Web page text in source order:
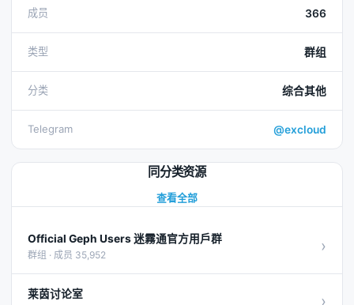
成员 366
类型 群组
分类 综合其他
Telegram @excloud
同分类资源
查看全部
Official Geph Users 迷霧通官方用戶群
群组 · 成员 35,952 ›
莱茵讨论室 ›